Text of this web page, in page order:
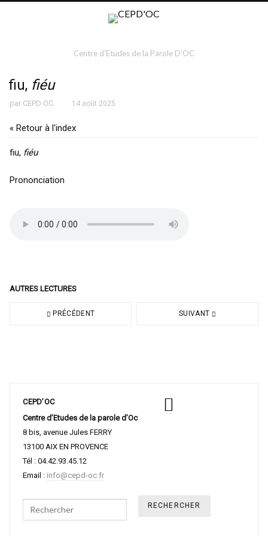
Centre d'Etudes de la Parole D'OC
fiu, fiéu
par CEPD OC 14 août 2025
« Retour à l'index
fiu, fiéu
Prononciation
AUTRES LECTURES
PRÉCÉDENT SUIVANT
CEPD’OC
Centre d’Etudes de la parole d’Oc
8 bis, avenue Jules FERRY
13100 AIX EN PROVENCE
Tél : 04.42.93.45.12
Email : info@cepd-oc.fr
Search